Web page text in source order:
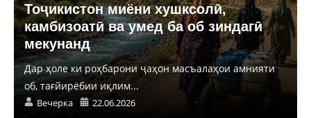
Тоҷикистон миёни хушксолӣ,
камбизоатӣ ва умед ба об зиндагӣ
мекунанд
Дар ҳоле ки роҳбарони ҷаҳон масъалаҳои амнияти
об, тағйирёбии иқлим...
Вечерка 22.06.2026